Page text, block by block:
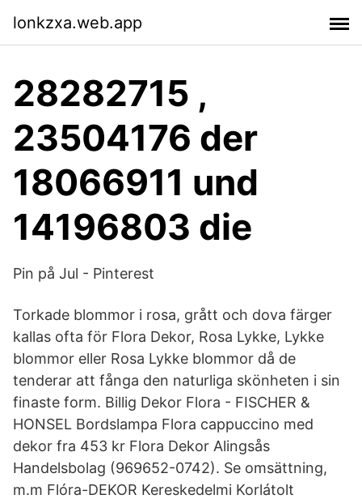
lonkzxa.web.app
28282715 ,
23504176 der
18066911 und
14196803 die
Pin på Jul - Pinterest
Torkade blommor i rosa, grått och dova färger
kallas ofta för Flora Dekor, Rosa Lykke, Lykke
blommor eller Rosa Lykke blommor då de
tenderar att fånga den naturliga skönheten i sin
finaste form. Billig Dekor Flora - FISCHER &
HONSEL Bordslampa Flora cappuccino med
dekor fra 453 kr Flora Dekor Alingsås
Handelsbolag (969652-0742). Se omsättning,
m.m Flóra-DEKOR Kereskedelmi Korlátolt